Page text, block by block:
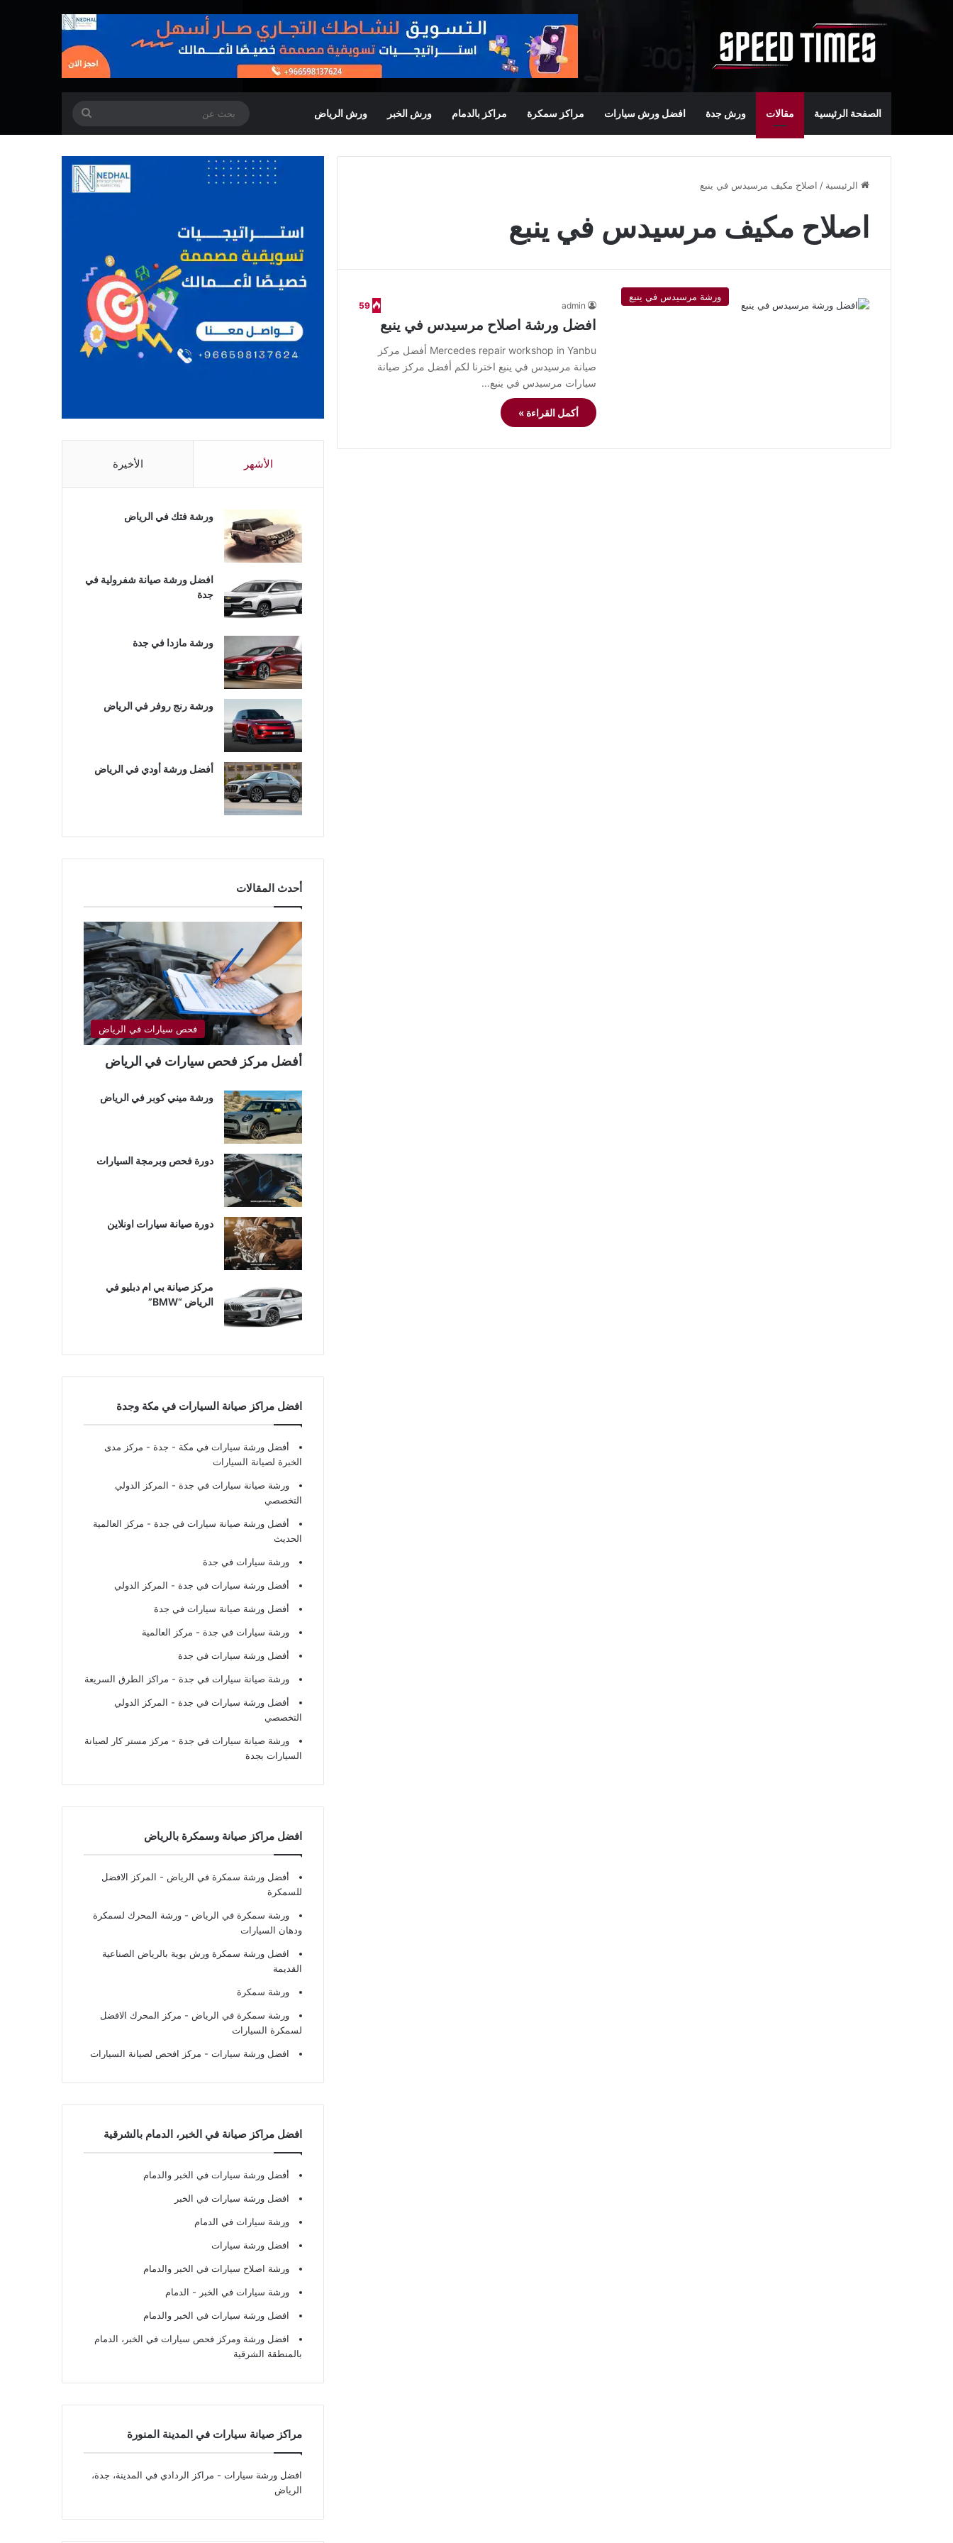
الصفحة الرئيسية مقالات ورش جدة افضل ورش سيارات مراكز سمكرة مراكز بالدمام ورش الخبر ورش الرياض
عن
الرئيسية / اصلاح مكيف مرسيدس في ينبع
اصلاح مكيف مرسيدس في ينبع
ورشة مرسيدس في ينبع
admin
59
افضل ورشة اصلاح مرسيدس في ينبع
Mercedes repair workshop in Yanbu أفضل مركز
صيانة مرسيدس في ينبع اخترنا لكم أفضل مركز صيانة
سيارات مرسيدس في ينبع…
أكمل القراءة »
الأشهر الأخيرة
ورشة فتك في الرياض
افضل ورشة صيانة شفرولية في
جدة
ورشة مازدا في جدة
ورشة رنج روفر في الرياض
أفضل ورشة أودي في الرياض
أحدث المقالات
فحص سيارات في الرياض
أفضل مركز فحص سيارات في الرياض
ورشة ميني كوبر في الرياض
دورة فحص وبرمجة السيارات
دورة صيانة سيارات اونلاين
مركز صيانة بي ام دبليو في
الرياض “BMW”
افضل مراكز صيانة السيارات في مكة وجدة
أفضل ورشة سيارات في مكة - جدة - مركز مدى
الخبرة لصيانة السيارات
ورشة صيانة سيارات في جدة - المركز الدولي
التخصصي
أفضل ورشة صيانة سيارات في جدة - مركز العالمية
الحديث
ورشة سيارات في جدة
أفضل ورشة سيارات في جدة - المركز الدولي
أفضل ورشة صيانة سيارات في جدة
ورشة سيارات في جدة - مركز العالمية
أفضل ورشة سيارات في جدة
ورشة صيانة سيارات في جدة - مراكز الطرق السريعة
أفضل ورشة سيارات في جدة - المركز الدولي
التخصصي
ورشة صيانة سيارات في جدة - مركز مستر كار لصيانة
السيارات بجدة
افضل مراكز صيانة وسمكرة بالرياض
أفضل ورشة سمكرة في الرياض - المركز الافضل
للسمكرة
ورشة سمكرة في الرياض - ورشة المحرك لسمكرة
ودهان السيارات
افضل ورشة سمكرة ورش بوية بالرياض الصناعية
القديمة
ورشة سمكرة
ورشة سمكرة في الرياض - مركز المحرك الافضل
لسمكرة السيارات
افضل ورشة سيارات - مركز افحص لصيانة السيارات
افضل مراكز صيانة في الخبر، الدمام بالشرقية
أفضل ورشة سيارات في الخبر والدمام
افضل ورشة سيارات في الخبر
ورشة سيارات في الدمام
افضل ورشة سيارات
ورشة اصلاح سيارات في الخبر والدمام
ورشة سيارات في الخبر - الدمام
افضل ورشة سيارات في الخبر والدمام
افضل ورشة ومركز فحص سيارات في الخبر، الدمام
بالمنطقة الشرقية
مراكز صيانة سيارات في المدينة المنورة
افضل ورشة سيارات - مراكز الردادي في المدينة، جدة،
الرياض